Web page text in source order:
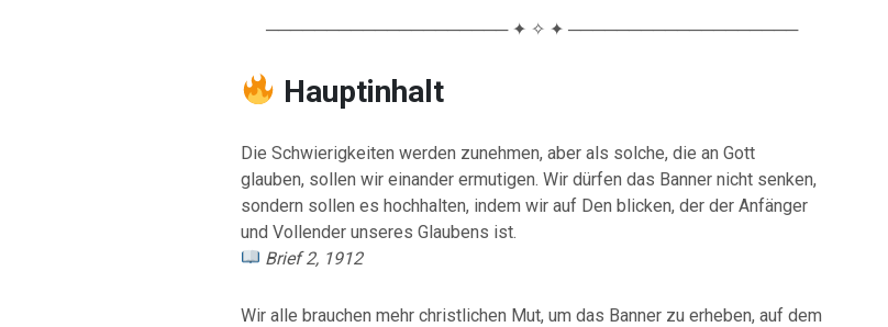
──────────────────── ✦ ✧ ✦ ───────────────────
Hauptinhalt
Die Schwierigkeiten werden zunehmen, aber als solche, die an Gott
glauben, sollen wir einander ermutigen. Wir dürfen das Banner nicht senken,
sondern sollen es hochhalten, indem wir auf Den blicken, der der Anfänger
und Vollender unseres Glaubens ist.
Brief 2, 1912
Wir alle brauchen mehr christlichen Mut, um das Banner zu erheben, auf dem